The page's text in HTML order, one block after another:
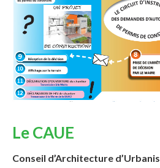
Le CAUE
Conseil d’Architecture